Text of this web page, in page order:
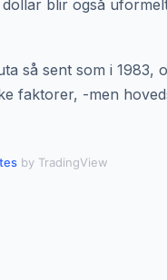
blir også
så sent som i 1983,
faktorer, -men
by TradingView